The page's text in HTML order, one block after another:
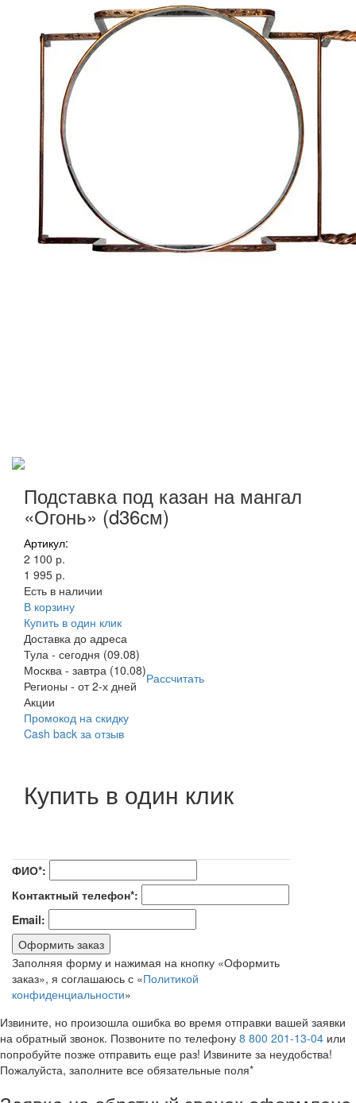
Подставка под казан на мангал
«Огонь» (d36см)
Артикул:
2 100 р.
1 995 р.
Есть в наличии
В корзину
Купить в один клик
Доставка до адреса
Тула - сегодня (09.08)
Москва - завтра (10.08)Рассчитать
Регионы - от 2-х дней
Акции
Промокод на скидку
Cash back за отзыв
Купить в один клик
ФИО*:
Контактный телефон*:
Email:
Оформить заказ
Заполняя форму и нажимая на кнопку «Оформить
заказ», я соглашаюсь с «Политикой
конфиденциальности»
Извините, но произошла ошибка во время отправки вашей заявки
на обратный звонок. Позвоните по телефону 8 800 201-13-04 или
попробуйте позже отправить еще раз! Извините за неудобства!
Пожалуйста, заполните все обязательные поля*